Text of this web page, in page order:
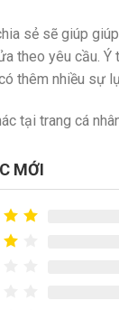
sẻ sẽ giúp
theo yêu cầu.
thêm nhiều sự
tại trang cá
MỚI